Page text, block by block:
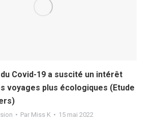
du Covid-19 a suscité un intérêt
voyages plus écologiques (Etude
Par Miss K 15 mai 2022